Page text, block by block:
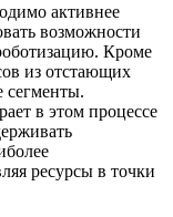
активнее
возможности
Кроме
из отстающих
сегменты.
в этом процессе
ресурсы в точки